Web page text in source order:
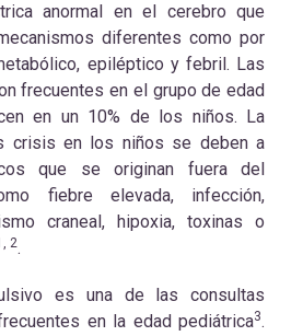
anormal en el cerebro que
diferentes como por
epiléptico y febril. Las
frecuentes en el grupo de edad
en un 10% de los niños. La
crisis en los niños se deben a
que se originan fuera del
fiebre elevada, infección,
craneal, hipoxia, toxinas o
2.
es una de las consultas
en la edad pediátrica3.